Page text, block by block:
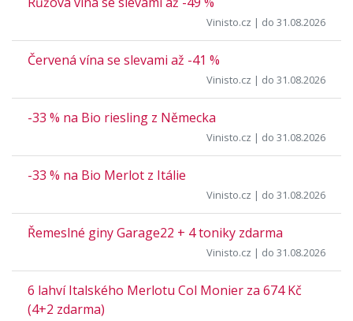
Vinisto.cz | do 31.08.2026
Červená vína se slevami až -41 %
Vinisto.cz | do 31.08.2026
-33 % na Bio riesling z Německa
Vinisto.cz | do 31.08.2026
-33 % na Bio Merlot z Itálie
Vinisto.cz | do 31.08.2026
Řemeslné giny Garage22 + 4 toniky zdarma
Vinisto.cz | do 31.08.2026
6 lahví Italského Merlotu Col Monier za 674 Kč
(4+2 zdarma)